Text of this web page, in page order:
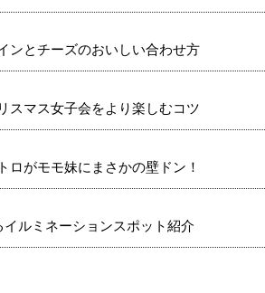
とチーズのおいしい合わせ方
マス女子会をより楽しむコツ
ロがモモ妹にまさかの壁ドン！
イルミネーションスポット紹介